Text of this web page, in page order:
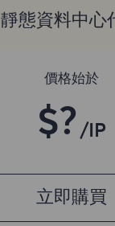
靜態資料中心
價格始於
$? /IP
立即購買